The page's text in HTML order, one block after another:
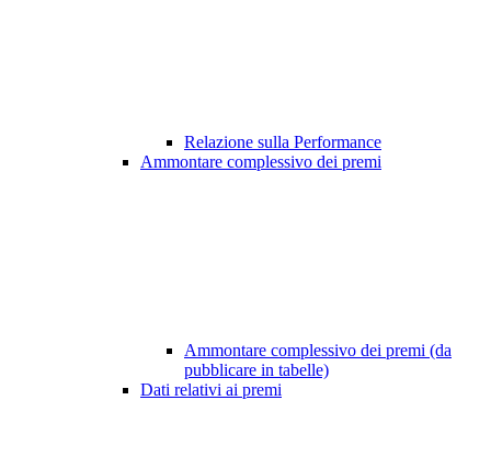
Relazione sulla Performance
Ammontare complessivo dei premi
Ammontare complessivo dei premi (da
pubblicare in tabelle)
Dati relativi ai premi